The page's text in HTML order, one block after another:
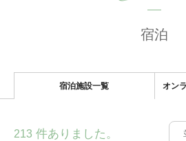
宿泊
宿泊施設一覧 オン
213 件ありました。